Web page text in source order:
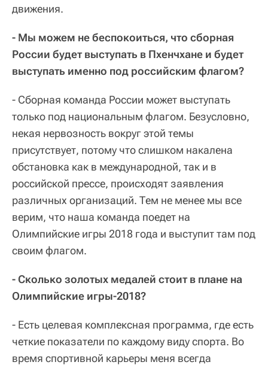
движения.
- Мы можем не беспокоиться, что сборная
России будет выступать в Пхенчхане и будет
выступать именно под российским флагом?
- Сборная команда России может выступать
только под национальным флагом. Безусловно,
некая нервозность вокруг этой темы
присутствует, потому что слишком накалена
обстановка как в международной, так и в
российской прессе, происходят заявления
различных организаций. Тем не менее мы все
верим, что наша команда поедет на
Олимпийские игры 2018 года и выступит там под
своим флагом.
- Сколько золотых медалей стоит в плане на
Олимпийские игры-2018?
- Есть целевая комплексная программа, где есть
четкие показатели по каждому виду спорта. Во
время спортивной карьеры меня всегда